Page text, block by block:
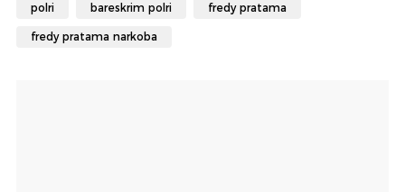
polri bareskrim polri fredy pratama
fredy pratama narkoba